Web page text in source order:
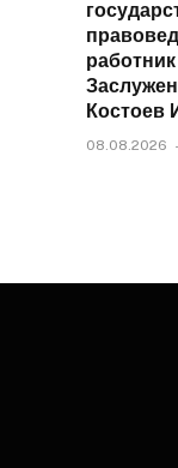
Костоев
08.08.2026